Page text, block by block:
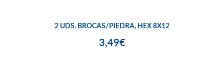
2 UDS. BROCAS/PIEDRA, HEX 8X12
3,49€